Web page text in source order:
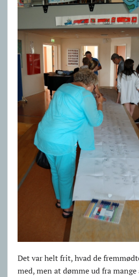
Det var helt frit, hvad de
med, men at dømme ud fra mange